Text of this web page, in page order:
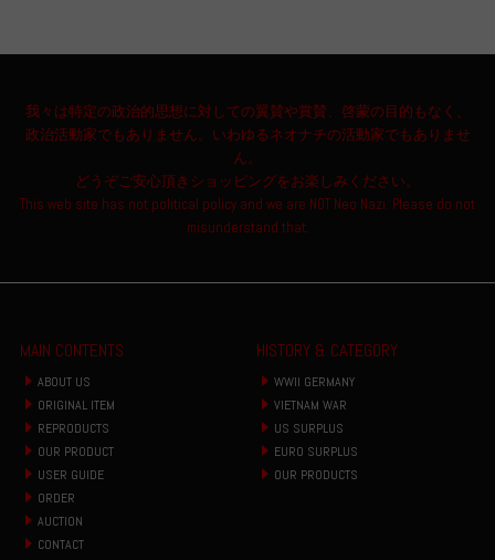
我々は特定の政治的思想に対しての翼賛や賞賛、啓蒙の目的もなく、
政治活動家でもありません。いわゆるネオナチの活動家でもありませ
ん。
どうぞご安心頂きショッピングをお楽しみください。
This web site has not political policy and we are NOT Neo Nazi. Please do not
misunderstand that.
MAIN CONTENTS
ABOUT US
ORIGINAL ITEM
REPRODUCTS
OUR PRODUCT
USER GUIDE
ORDER
AUCTION
CONTACT
HISTORY & CATEGORY
WWII GERMANY
VIETNAM WAR
US SURPLUS
EURO SURPLUS
OUR PRODUCTS